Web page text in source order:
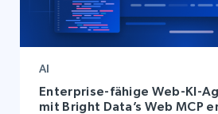
AI
Enterprise-fähige Web-KI-
mit Bright Data’s Web MCP